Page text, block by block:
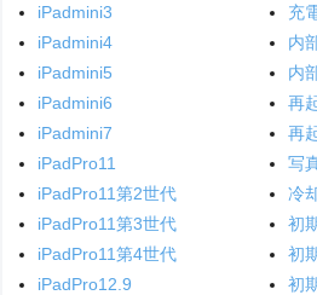
iPadmini3
iPadmini4
iPadmini5
iPadmini6
iPadmini7
iPadPro11
iPadPro11第2世代
iPadPro11第3世代
iPadPro11第4世代
iPadPro12.9
充
内
内
再
再
写
冷
初
初
初